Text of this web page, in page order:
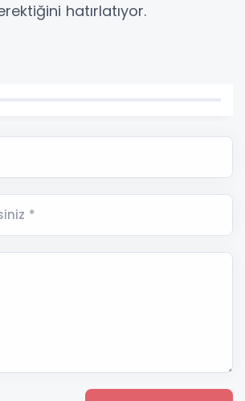
hatırlatıyor.
*